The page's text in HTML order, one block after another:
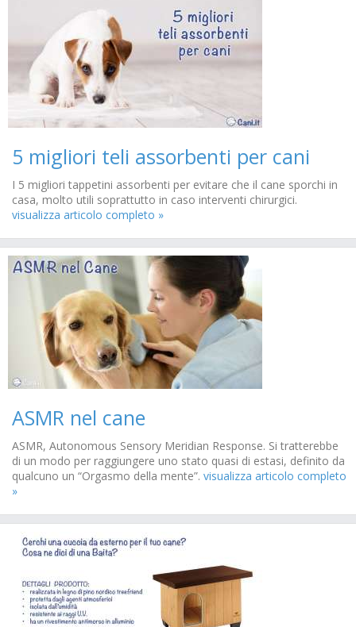
5 migliori teli assorbenti per cani
I 5 migliori tappetini assorbenti per evitare che il cane sporchi in
casa, molto utili soprattutto in caso interventi chirurgici.
visualizza articolo completo »
ASMR nel cane
ASMR, Autonomous Sensory Meridian Response. Si tratterebbe
di un modo per raggiungere uno stato quasi di estasi, definito da
qualcuno un “Orgasmo della mente”. visualizza articolo completo
»